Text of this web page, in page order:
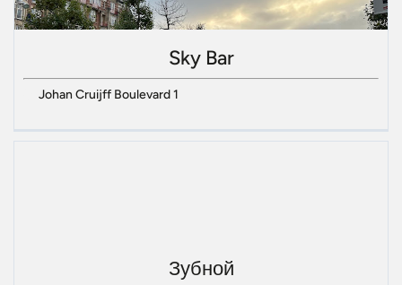
Sky Bar
Johan Cruijff Boulevard 1
Зубной